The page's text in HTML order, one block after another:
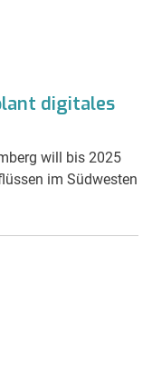
digitales
will bis 2025
im Südwesten